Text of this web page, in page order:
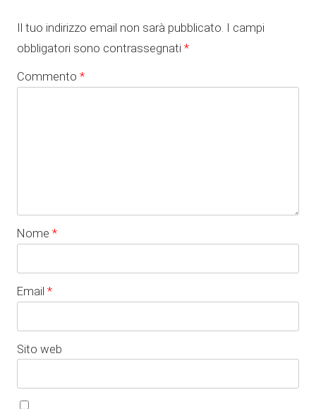
Il tuo indirizzo email non sarà pubblicato. I campi
obbligatori sono contrassegnati *
Commento *
Nome *
Email *
Sito web